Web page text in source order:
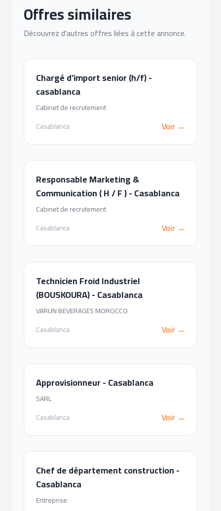
Offres similaires
Découvrez d'autres offres liées à cette annonce.
Chargé d’import senior (h/f) -
casablanca
Cabinet de recrutement
Casablanca
Voir →
Responsable Marketing &
Communication ( H / F ) - Casablanca
Cabinet de recrutement
Casablanca
Voir →
Technicien Froid Industriel
(BOUSKOURA) - Casablanca
VARUN BEVERAGES MOROCCO
Casablanca
Voir →
Approvisionneur - Casablanca
SARL
Casablanca
Voir →
Chef de département construction -
Casablanca
Entreprise